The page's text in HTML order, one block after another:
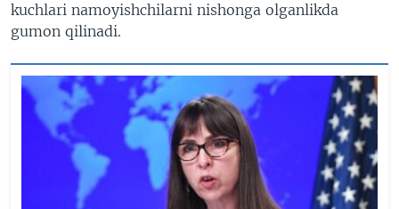
kuchlari namoyishchilarni nishonga olganlikda
gumon qilinadi.